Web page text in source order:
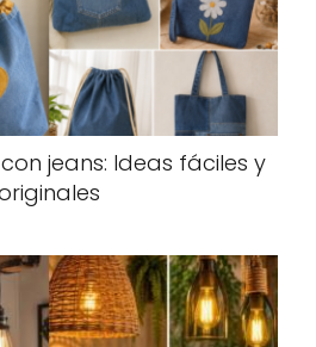
jeans: Ideas fáciles y